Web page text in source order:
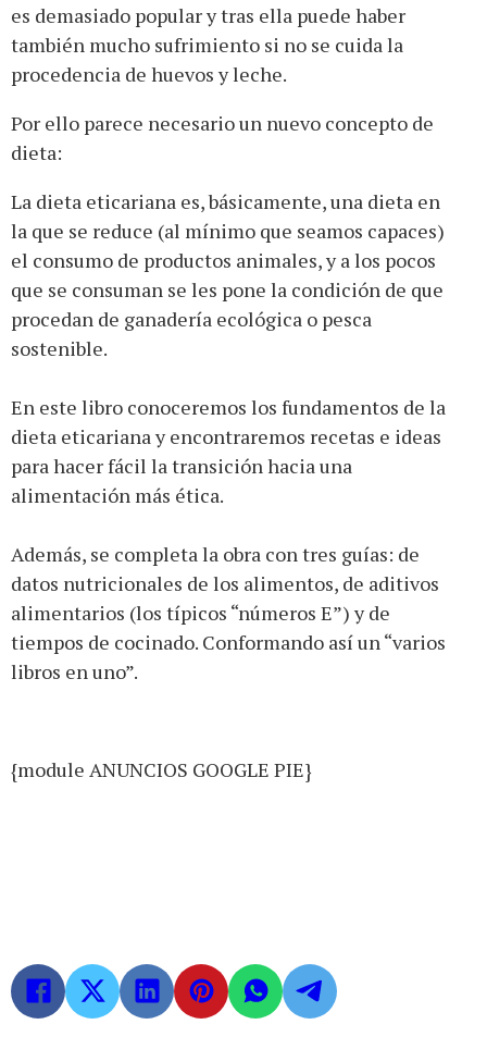
es demasiado popular y tras ella puede haber
también mucho sufrimiento si no se cuida la
procedencia de huevos y leche.
Por ello parece necesario un nuevo concepto de
dieta:
La dieta eticariana es, básicamente, una dieta en
la que se reduce (al mínimo que seamos capaces)
el consumo de productos animales, y a los pocos
que se consuman se les pone la condición de que
procedan de ganadería ecológica o pesca
sostenible.
En este libro conoceremos los fundamentos de la
dieta eticariana y encontraremos recetas e ideas
para hacer fácil la transición hacia una
alimentación más ética.
Además, se completa la obra con tres guías: de
datos nutricionales de los alimentos, de aditivos
alimentarios (los típicos “números E”) y de
tiempos de cocinado. Conformando así un “varios
libros en uno”.
{module ANUNCIOS GOOGLE PIE}